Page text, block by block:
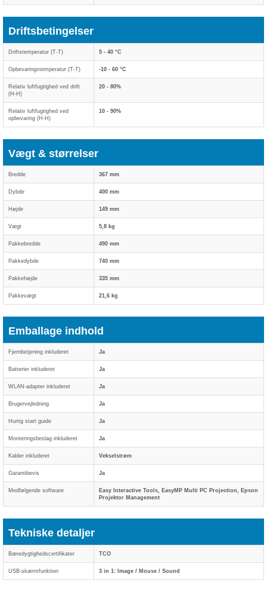
Driftsbetingelser
Driftstemperatur (T-T) 5 - 40 °C
Opbevaringstemperatur (T-T) -10 - 60 °C
Relativ luftfugtighed ved drift
(H-H)
20 - 80%
Relativ luftfugtighed ved
opbevaring (H-H)
10 - 90%
Vægt & størrelser
Bredde 367 mm
Dybde 400 mm
Højde 149 mm
Vægt 5,8 kg
Pakkebredde 490 mm
Pakkedybde 740 mm
Pakkehøjde 335 mm
Pakkevægt 21,6 kg
Emballage indhold
Fjernbetjening inkluderet Ja
Batterier inkluderet Ja
WLAN-adapter inkluderet Ja
Brugervejledning Ja
Hurtig start guide Ja
Monteringsbeslag inkluderet Ja
Kabler inkluderet Vekselstrøm
Garantibevis Ja
Medfølgende software
Easy Interactive Tools, EasyMP Multi PC Projection, Epson
Projektor Management
Tekniske detaljer
Bæredygtighedscertifikater TCO
USB-skærmfunktion 3 in 1: Image / Mouse / Sound